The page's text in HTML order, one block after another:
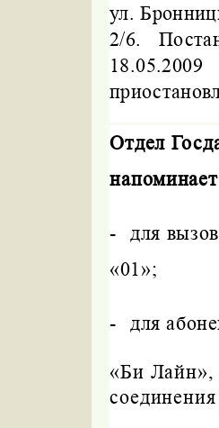
ул.
2/6.
18.05.2009
Отдел
-
для
«01»;
- для
«Би Лайн»,